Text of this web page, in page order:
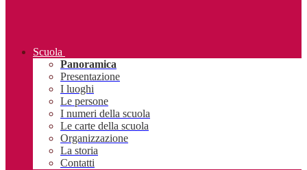
Scuola
Panoramica
Presentazione
I luoghi
Le persone
I numeri della scuola
Le carte della scuola
Organizzazione
La storia
Contatti